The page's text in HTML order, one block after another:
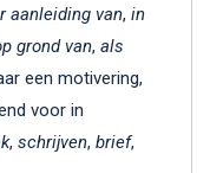
aanleiding van, in
grond van, als
een motivering,
voor in
, schrijven, brief,